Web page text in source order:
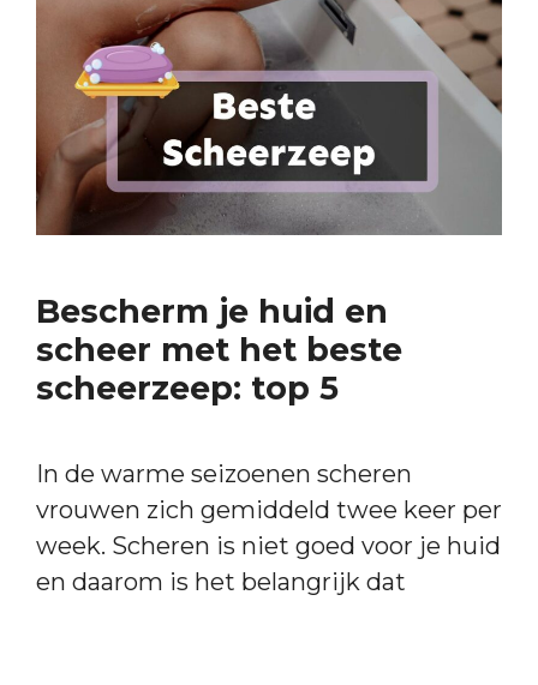
Bescherm je huid en
scheer met het beste
scheerzeep: top 5
In de warme seizoenen scheren
vrouwen zich gemiddeld twee keer per
week. Scheren is niet goed voor je huid
en daarom is het belangrijk dat